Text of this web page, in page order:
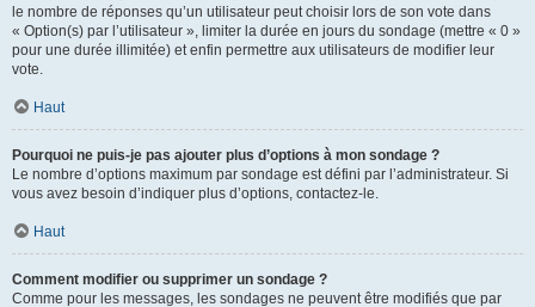
le nombre de réponses qu’un utilisateur peut choisir lors de son vote dans
« Option(s) par l’utilisateur », limiter la durée en jours du sondage (mettre « 0 »
pour une durée illimitée) et enfin permettre aux utilisateurs de modifier leur
vote.
Haut
Pourquoi ne puis-je pas ajouter plus d’options à mon sondage ?
Le nombre d’options maximum par sondage est défini par l’administrateur. Si
vous avez besoin d’indiquer plus d’options, contactez-le.
Haut
Comment modifier ou supprimer un sondage ?
Comme pour les messages, les sondages ne peuvent être modifiés que par